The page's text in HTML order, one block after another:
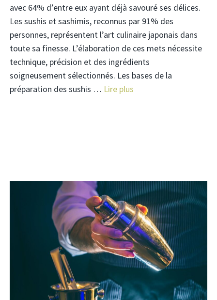
avec 64% d’entre eux ayant déjà savouré ses délices.
Les sushis et sashimis, reconnus par 91% des
personnes, représentent l’art culinaire japonais dans
toute sa finesse. L’élaboration de ces mets nécessite
technique, précision et des ingrédients
soigneusement sélectionnés. Les bases de la
préparation des sushis … Lire plus